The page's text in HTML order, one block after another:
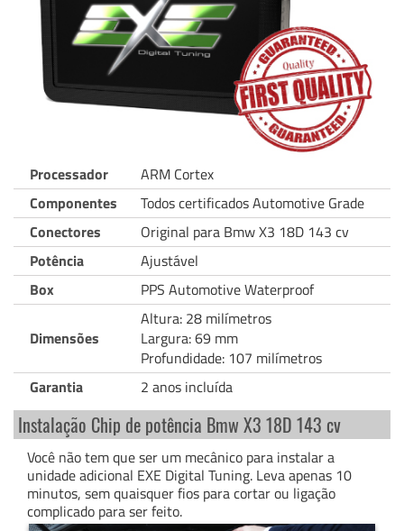
Processador
ARM Cortex
Componentes
Todos certificados Automotive Grade
Conectores
Original para Bmw X3 18D 143 cv
Potência
Ajustável
Box
PPS Automotive Waterproof
Dimensões
Altura: 28 milímetros
Largura: 69 mm
Profundidade: 107 milímetros
Garantia
2 anos incluída
Instalação Chip de potência Bmw X3 18D 143 cv
Você não tem que ser um mecânico para instalar a
unidade adicional EXE Digital Tuning. Leva apenas 10
minutos, sem quaisquer fios para cortar ou ligação
complicado para ser feito.